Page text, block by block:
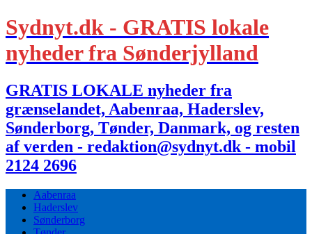
Sydnyt.dk - GRATIS lokale
nyheder fra Sønderjylland
GRATIS LOKALE nyheder fra
grænselandet, Aabenraa, Haderslev,
Sønderborg, Tønder, Danmark, og resten
af verden - redaktion@sydnyt.dk - mobil
2124 2696
Aabenraa
Haderslev
Sønderborg